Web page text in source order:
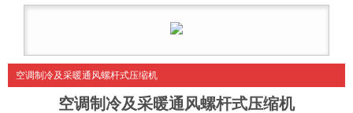
空调制冷及采暖通风螺杆式压缩机
空调制冷及采暖通风螺杆式压缩机